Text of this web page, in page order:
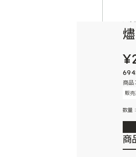
商
販
数量：
商